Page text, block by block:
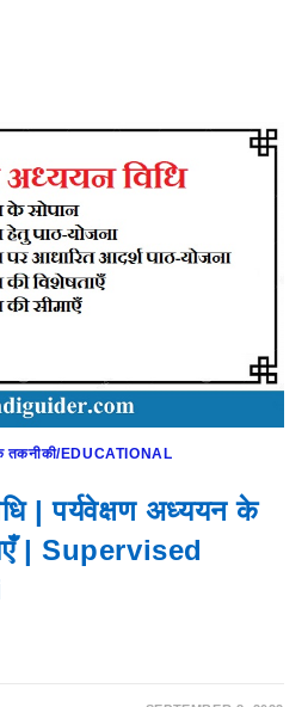
तकनीकी/EDUCATIONAL
| पर्यवेक्षण अध्ययन के
| Supervised